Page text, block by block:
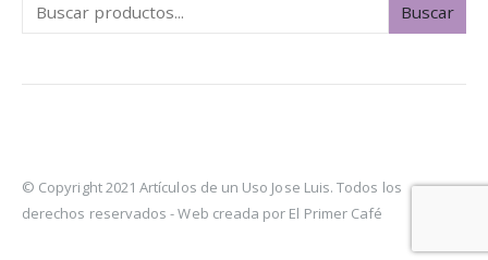
Buscar
© Copyright 2021 Artículos de un Uso Jose Luis. Todos los
derechos reservados -Web creada por El Primer Café